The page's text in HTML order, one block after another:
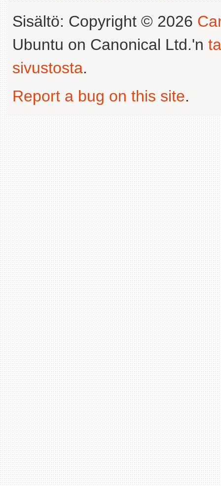
Sisältö: Copyright © 2026
Ubuntu on Canonical Ltd.'n
sivustosta.
Report a bug on this site.